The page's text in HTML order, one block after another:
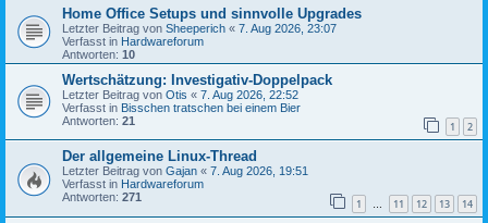
Home Office Setups und sinnvolle Upgrades
Letzter Beitrag von Sheeperich « 7. Aug 2026, 23:07
Verfasst in Hardwareforum
Antworten: 10
Wertschätzung: Investigativ-Doppelpack
Letzter Beitrag von Otis « 7. Aug 2026, 22:52
Verfasst in Bisschen tratschen bei einem Bier
Antworten: 21 1 2
Der allgemeine Linux-Thread
Letzter Beitrag von Gajan « 7. Aug 2026, 19:51
Verfasst in Hardwareforum
Antworten: 271 1 … 11 12 13 14